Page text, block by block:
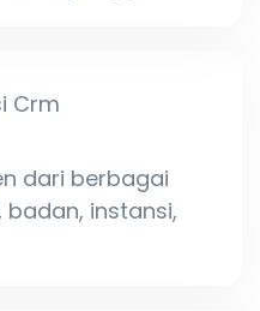
dari berbagai
instansi,